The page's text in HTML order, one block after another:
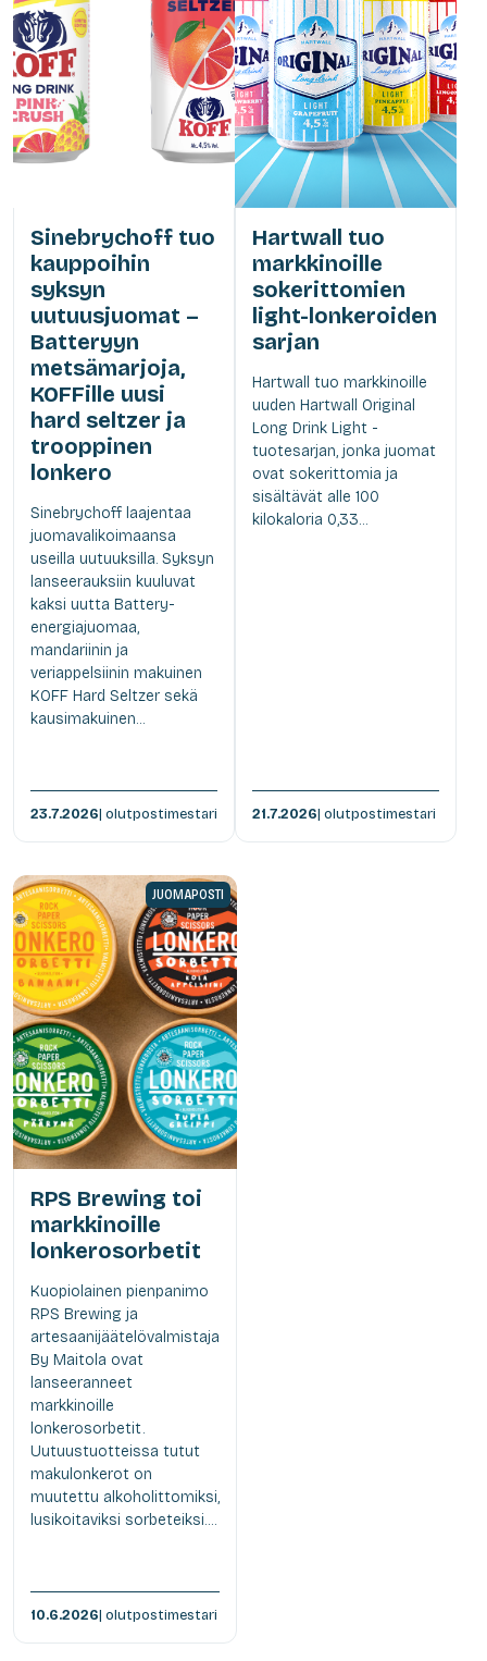
Sinebrychoff tuo
kauppoihin
syksyn
uutuusjuomat –
Batteryyn
metsämarjoja,
KOFFille uusi
hard seltzer ja
trooppinen
lonkero
Sinebrychoff laajentaa
juomavalikoimaansa
useilla uutuuksilla. Syksyn
lanseerauksiin kuuluvat
kaksi uutta Battery-
energiajuomaa,
mandariinin ja
veriappelsiinin makuinen
KOFF Hard Seltzer sekä
kausimakuinen...
23.7.2026| olutpostimestari
Hartwall tuo
markkinoille
sokerittomien
light-lonkeroiden
sarjan
Hartwall tuo markkinoille
uuden Hartwall Original
Long Drink Light -
tuotesarjan, jonka juomat
ovat sokerittomia ja
sisältävät alle 100
kilokaloria 0,33...
21.7.2026| olutpostimestari
JUOMAPOSTI
RPS Brewing toi
markkinoille
lonkerosorbetit
Kuopiolainen pienpanimo
RPS Brewing ja
artesaanijäätelövalmistaja
By Maitola ovat
lanseeranneet
markkinoille
lonkerosorbetit.
Uutuustuotteissa tutut
makulonkerot on
muutettu alkoholittomiksi,
lusikoitaviksi sorbeteiksi....
10.6.2026| olutpostimestari